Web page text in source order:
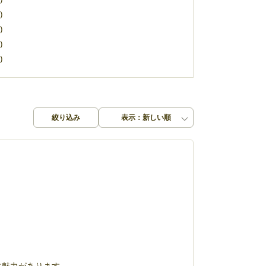
絞り込み 表示：新しい順